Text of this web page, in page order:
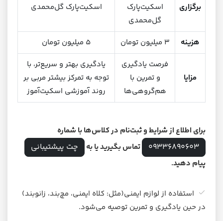
برگزاری
اسکیت‌پارک
گل‌محمدی
اسکیت‌پارک گل‌محمدی
هزینه ۳ میلیون تومان ۵ میلیون تومان
مزایا
فرصت یادگیری
و تمرین با
هم‌گروهی‌ها
یادگیری بهتر و سریع‌تر، با
توجه به تمرکز بیشتر مربی بر
روند آموزشی اسکیت‌آموز
برای اطلاع از شرایط و ثبت‌نام در کلاس‌ها با شماره
09336890603 تماس بگیرید یا به چت پیشتیبانی
پیام دهید.
استفاده از لوازم ایمنی(مثل: کلاه ایمنی، مچ‌بند، زانوبند)
در حین یادگیری و تمرین توصیه می‌شود.